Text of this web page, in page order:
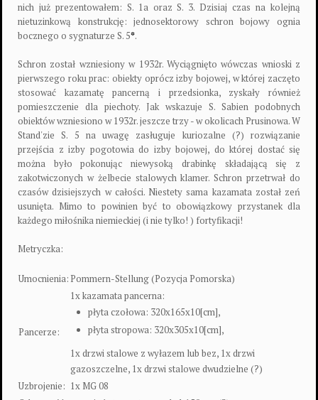
nich już prezentowałem: S. 1a oraz S. 3. Dzisiaj czas na kolejną
nietuzinkową konstrukcję: jednosektorowy schron bojowy ognia
bocznego o sygnaturze S. 5*.
Schron został wzniesiony w 1932r. Wyciągnięto wówczas wnioski z
pierwszego roku prac: obiekty oprócz izby bojowej, w której zaczęto
stosować kazamatę pancerną i przedsionka, zyskały również
pomieszczenie dla piechoty. Jak wskazuje S. Sabien podobnych
obiektów wzniesiono w 1932r. jeszcze trzy - w okolicach Prusinowa. W
Stand'zie S. 5 na uwagę zasługuje kuriozalne (?) rozwiązanie
przejścia z izby pogotowia do izby bojowej, do której dostać się
można było pokonując niewysoką drabinkę składającą się z
zakotwiczonych w żelbecie stalowych klamer. Schron przetrwał do
czasów dzisiejszych w całości. Niestety sama kazamata został zeń
usunięta. Mimo to powinien być to obowiązkowy przystanek dla
każdego miłośnika niemieckiej (i nie tylko! ) fortyfikacji!
Metryczka:
Umocnienia: Pommern-Stellung (Pozycja Pomorska)
Pancerze:
1x kazamata pancerna:
płyta czołowa: 320x165x10[cm],
płyta stropowa: 320x305x10[cm],
1x drzwi stalowe z wyłazem lub bez, 1x drzwi
gazoszczelne, 1x drzwi stalowe dwudzielne (?)
Uzbrojenie: 1x MG 08